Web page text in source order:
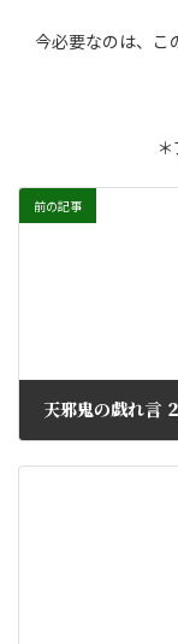
今必要なのは、こ
前の記事
天邪鬼の戯れ言